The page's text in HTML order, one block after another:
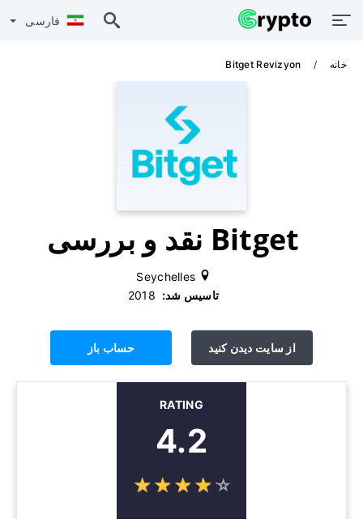
فارسی
خانه Bitget Revizyon
Bitget نقد و بررسی
تاسیس شد:
از سایت دیدن کنید حساب باز
RATING
4.2
☆☆☆☆☆
★★★★★